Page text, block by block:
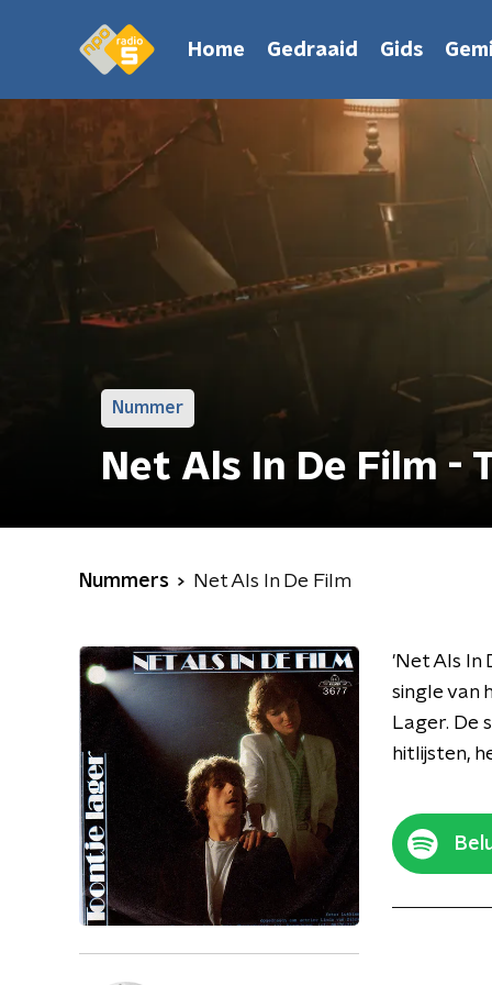
Home Gedraaid Gids
Nummer
Net Als In De Film -
Nummers Net Als In De Film
'Net Als In
single van
Lager. De
hitlijsten,